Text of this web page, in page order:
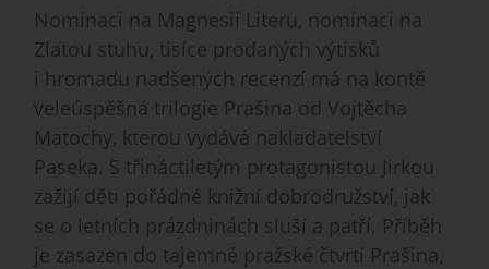
Nominaci na Magnesii Literu, nominaci na
Zlatou stuhu, tisíce prodaných výtisků
i hromadu nadšených recenzí má na kontě
veleúspěšná trilogie Prašina od Vojtěcha
Matochy, kterou vydává nakladatelství
Paseka. S třináctiletým protagonistou Jirkou
zažijí děti pořádné knižní dobrodružství, jak
se o letních prázdninách sluší a patří. Příběh
je zasazen do tajemné pražské čtvrti Prašina,